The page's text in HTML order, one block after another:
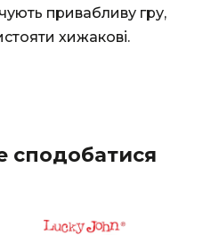
привабливу гру,
хижакові.
сподобатися